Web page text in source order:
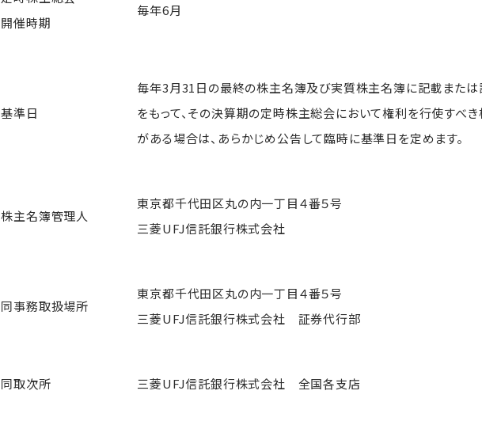
開催時期
毎年6月
基準日
毎年3月31日の最終の株主名簿及び実質株主名簿に記載また
をもって、その決算期の定時株主総会において権利を行使すべき
がある場合は、あらかじめ公告して臨時に基準日を定めます。
株主名簿管理人
東京都千代田区丸の内一丁目４番５号
三菱UFJ信託銀行株式会社
同事務取扱場所
東京都千代田区丸の内一丁目４番５号
三菱UFJ信託銀行株式会社 証券代行部
同取次所 三菱UFJ信託銀行株式会社 全国各支店